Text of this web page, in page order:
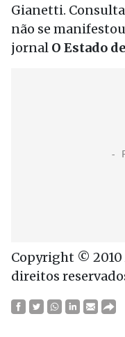
Gianetti.
não se
jornal O Estado
Copyright © 2010
direitos